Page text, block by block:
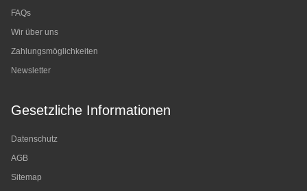
FAQs
Wir über uns
Zahlungsmöglichkeiten
Newsletter
Gesetzliche Informationen
Datenschutz
AGB
Sitemap